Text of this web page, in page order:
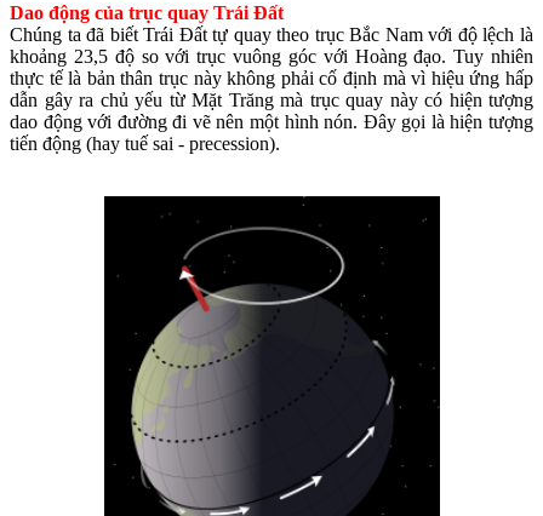
Dao động của trục quay Trái Đất
Chúng ta đã biết Trái Đất tự quay theo trục Bắc Nam với độ lệch là
khoảng 23,5 độ so với trục vuông góc với Hoàng đạo. Tuy nhiên
thực tế là bản thân trục này không phải cố định mà vì hiệu ứng hấp
dẫn gây ra chủ yếu từ Mặt Trăng mà trục quay này có hiện tượng
dao động với đường đi vẽ nên một hình nón. Đây gọi là hiện tượng
tiến động (hay tuế sai - precession).